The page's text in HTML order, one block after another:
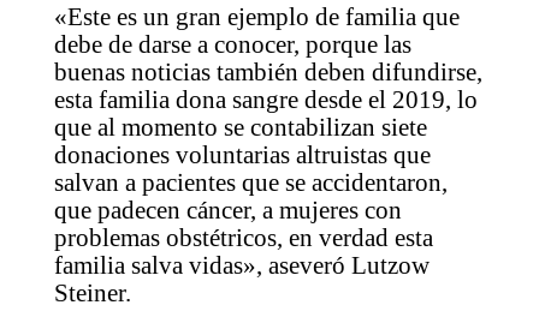
«Este es un gran ejemplo de familia que
debe de darse a conocer, porque las
buenas noticias también deben difundirse,
esta familia dona sangre desde el 2019, lo
que al momento se contabilizan siete
donaciones voluntarias altruistas que
salvan a pacientes que se accidentaron,
que padecen cáncer, a mujeres con
problemas obstétricos, en verdad esta
familia salva vidas», aseveró Lutzow
Steiner.